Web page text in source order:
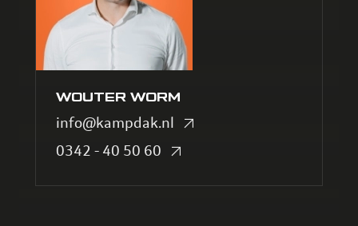
WOUTER WORM
info@kampdak.nl
0342 - 40 50 60